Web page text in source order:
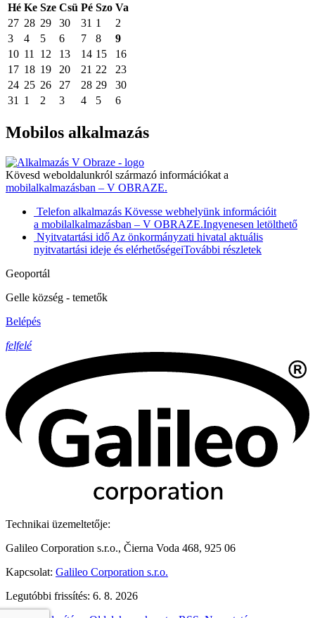
Hé Ke Sze Csü Pé Szo Va
27 28 29 30 31 1
2
3
4 5 6 7 8
9
10 11 12 13 14 15
16
17 18 19 20 21 22
23
24 25 26 27 28 29
30
31
1 2 3 4 5 6
Mobilos alkalmazás
Kövesd weboldalunkról származó információkat a
mobilalkalmazásban – V OBRAZE.
Telefon alkalmazás Kövesse webhelyünk információit
a mobilalkalmazásban – V OBRAZE.Ingyenesen letölthető
Nyitvatartási idő Az önkormányzati hivatal aktuális
nyitvatartási ideje és elérhetőségeiTovábbi részletek
Geoportál
Gelle község - temetők
Belépés
felfelé
Technikai üzemeltetője:
Galileo Corporation s.r.o., Čierna Voda 468, 925 06
Kapcsolat: Galileo Corporation s.r.o.
Legutóbbi frissítés: 6. 8. 2026